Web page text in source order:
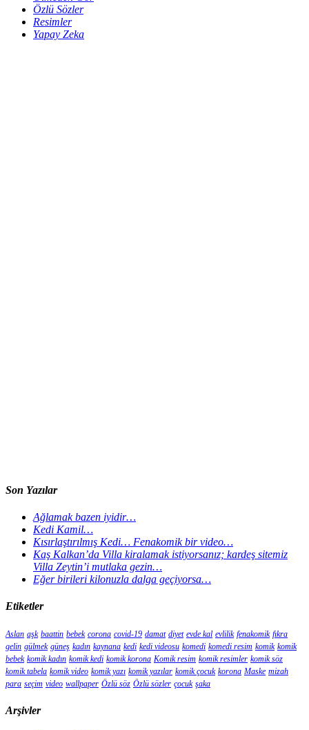
Özlü Sözler
Resimler
Yapay Zeka
Son Yazılar
Ağlamak bazen iyidir…
Kedi Kamil…
Kısırlaştırılmış Kedi… Fenakomik bir video…
Kaş Kalkan’da Villa kiralamak istiyorsanız; kardeş sitemiz
Villa Zeytin’i mutlaka gezin…
Eğer birileri kilonuzla dalga geçiyorsa…
Etiketler
Aslan aşk baattin bebek corona covid-19 damat diyet evde kal evlilik fenakomik fıkra
gelin gülmek güneş kadın kaynana kedi kedi videosu komedi komedi resim komik komik
bebek komik kadın komik kedi komik korona Komik resim komik resimler komik söz
komik tabela komik video komik yazı komik yazılar komik çocuk korona Maske mizah
para seçim video wallpaper Özlü söz Özlü sözler çocuk şaka
Arşivler